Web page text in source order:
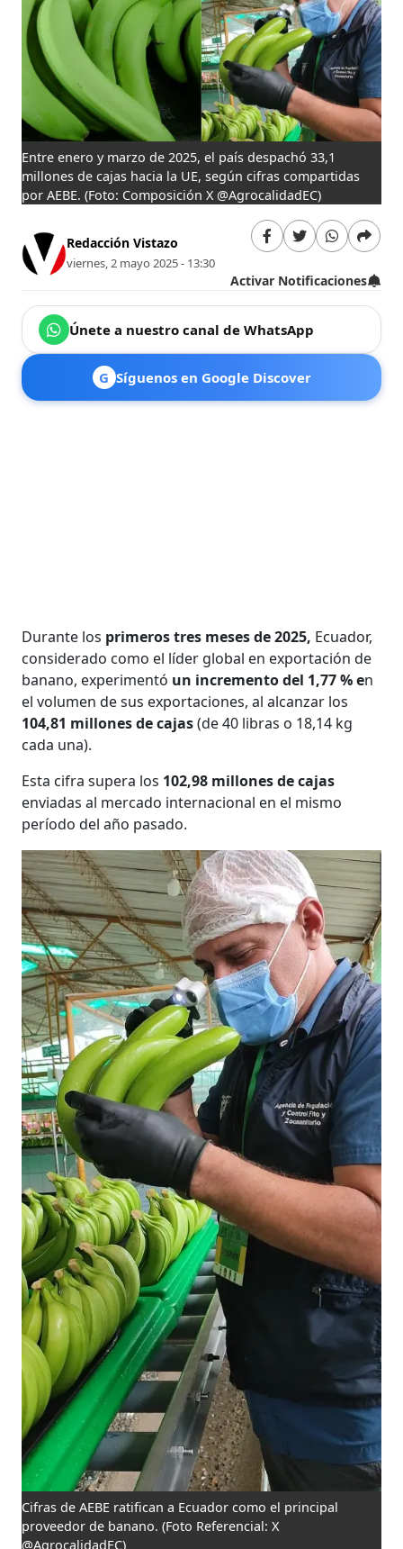
Entre enero y marzo de 2025, el país despachó 33,1
millones de cajas hacia la UE, según cifras compartidas
por AEBE. (Foto: Composición X @AgrocalidadEC)
Redacción Vistazo
viernes, 2 mayo 2025 - 13:30
Activar Notificaciones
Únete a nuestro canal de WhatsApp
G Síguenos en Google Discover
Durante los primeros tres meses de 2025, Ecuador,
considerado como el líder global en exportación de
banano, experimentó un incremento del 1,77 % en
el volumen de sus exportaciones, al alcanzar los
104,81 millones de cajas(de 40 libras o 18,14 kg
cada una).
Esta cifra supera los 102,98 millones de cajas
enviadas al mercado internacional en el mismo
período del año pasado.
Cifras de AEBE ratifican a Ecuador como el principal
proveedor de banano.(Foto Referencial: X
@AgrocalidadEC)